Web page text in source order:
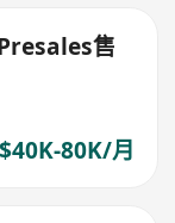
售
$40K-80K/月